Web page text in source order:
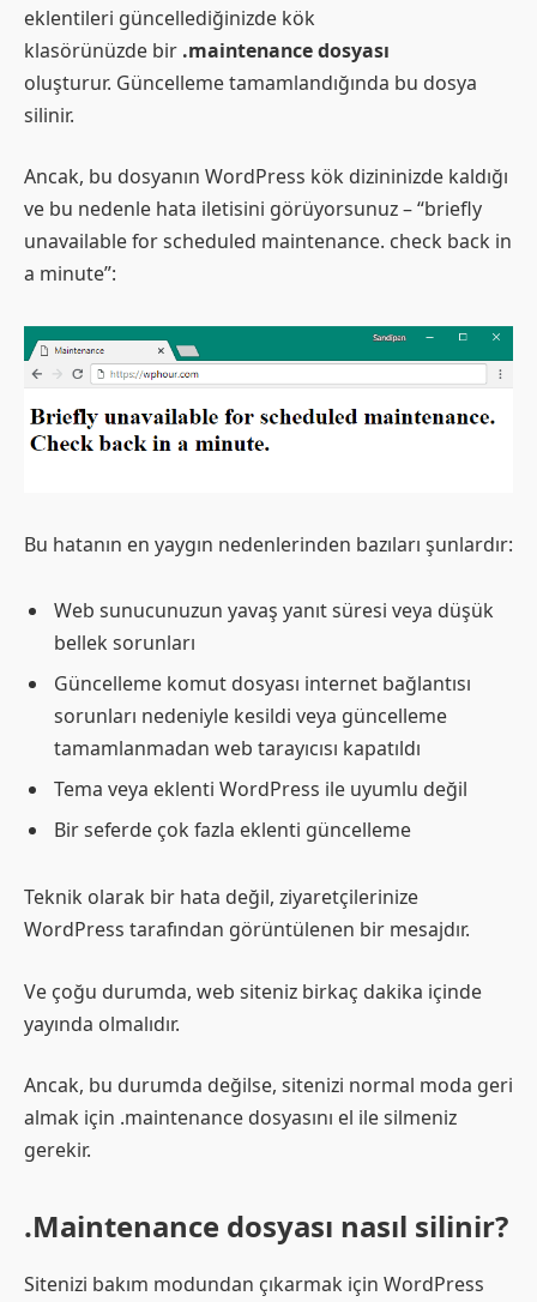
eklentileri güncellediğinizde kök
klasörünüzde bir .maintenance dosyası
oluşturur. Güncelleme tamamlandığında bu dosya
silinir.
Ancak, bu dosyanın WordPress kök dizininizde kaldığı
ve bu nedenle hata iletisini görüyorsunuz – “briefly
unavailable for scheduled maintenance. check back in
a minute”:
Bu hatanın en yaygın nedenlerinden bazıları şunlardır:
Web sunucunuzun yavaş yanıt süresi veya düşük
bellek sorunları
Güncelleme komut dosyası internet bağlantısı
sorunları nedeniyle kesildi veya güncelleme
tamamlanmadan web tarayıcısı kapatıldı
Tema veya eklenti WordPress ile uyumlu değil
Bir seferde çok fazla eklenti güncelleme
Teknik olarak bir hata değil, ziyaretçilerinize
WordPress tarafından görüntülenen bir mesajdır.
Ve çoğu durumda, web siteniz birkaç dakika içinde
yayında olmalıdır.
Ancak, bu durumda değilse, sitenizi normal moda geri
almak için .maintenance dosyasını el ile silmeniz
gerekir.
.Maintenance dosyası nasıl silinir?
Sitenizi bakım modundan çıkarmak için WordPress